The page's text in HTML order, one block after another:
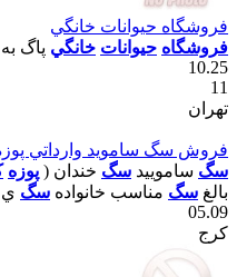
فروشگاه حيوانات خانگي
فروشگاه حيوانات خانگي پاگ
10.25
11
تهران
فروش سگ سامويد وارداتي
سگ ساموييد سگ خندان ( پوزه
بالغ سگ مناسب خانواده سگ ي
05.09
کرج